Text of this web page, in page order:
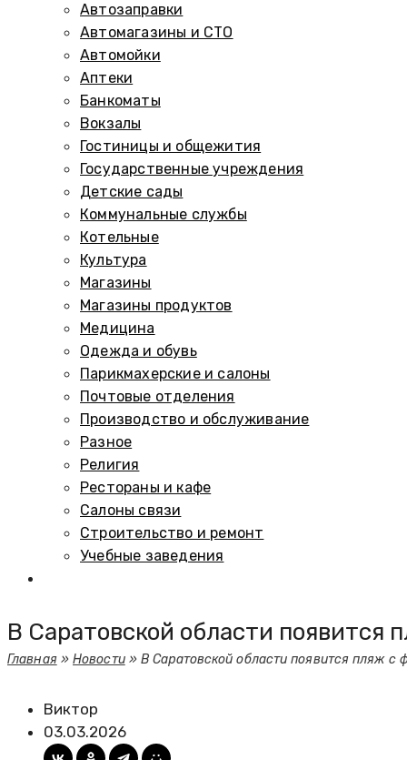
Автозаправки
Автомагазины и СТО
Автомойки
Аптеки
Банкоматы
Вокзалы
Гостиницы и общежития
Государственные учреждения
Детские сады
Коммунальные службы
Котельные
Культура
Магазины
Магазины продуктов
Медицина
Одежда и обувь
Парикмахерские и салоны
Почтовые отделения
Производство и обслуживание
Разное
Религия
Рестораны и кафе
Салоны связи
Строительство и ремонт
Учебные заведения
В Саратовской области
Главная»Новости»В Саратовской области появится пляж
Виктор
03.03.2026